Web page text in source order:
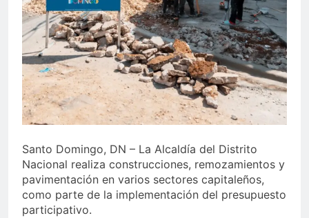
Santo Domingo, DN – La Alcaldía del Distrito
Nacional realiza construcciones, remozamientos y
pavimentación en varios sectores capitaleños,
como parte de la implementación del presupuesto
participativo.